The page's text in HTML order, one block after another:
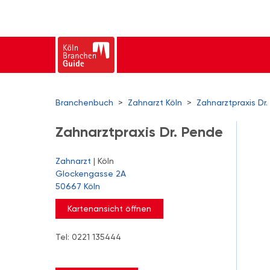
Branchenbuch > Zahnarzt Köln > Zahnarztpraxis Dr.
Zahnarztpraxis Dr. Pende
Zahnarzt | Köln
Glockengasse 2A
50667 Köln
Kartenansicht öffnen
Tel: 0221 135444